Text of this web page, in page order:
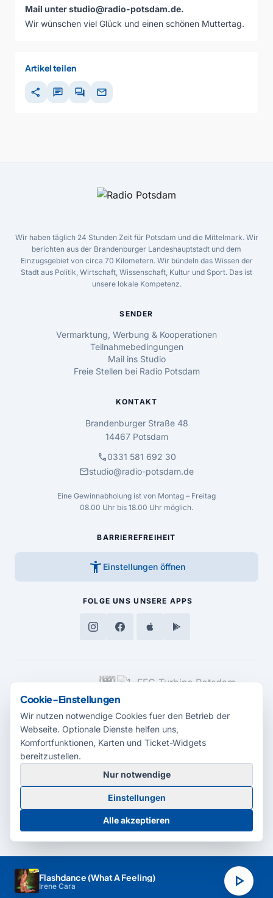
Mail unter studio@radio-potsdam.de.
Wir wünschen viel Glück und einen schönen Muttertag.
Artikel teilen
share chat forum mail
Flashdance (What A Feeling)
Irene Cara play_arrow
Wir haben täglich 24 Stunden Zeit für Potsdam und die Mittelmark. Wir
berichten aus der Brandenburger Landeshauptstadt und dem
Einzugsgebiet von circa 70 Kilometern. Wir bündeln das Wissen der
Stadt aus Politik, Wirtschaft, Wissenschaft, Kultur und Sport. Das ist
unsere lokale Kompetenz.
SENDER
Vermarktung, Werbung & Kooperationen
Teilnahmebedingungen
Mail ins Studio
Freie Stellen bei Radio Potsdam
KONTAKT
Brandenburger Straße 48
14467 Potsdam
call0331 581 692 30
mailstudio@radio-potsdam.de
Eine Gewinnabholung ist von Montag – Freitag
08.00 Uhr bis 18.00 Uhr möglich.
BARRIEREFREIHEIT
accessibility_new Einstellungen öffnen
FOLGE UNS UNSERE APPS
MEDIENPARTNER
© 2026 Radio Potsdam. Webseite entwickelt durch dieMedienagentur
Babelsberg
BarrierefreiheitserklärungAGBDatenschutzImpressum
Cookie-Einstellungen
Cookie-Einstellungen
Wir nutzen notwendige Cookies fuer den Betrieb der
Webseite. Optionale Dienste helfen uns,
Komfortfunktionen, Karten und Ticket-Widgets
bereitzustellen.
Nur notwendige
Einstellungen
Alle akzeptieren